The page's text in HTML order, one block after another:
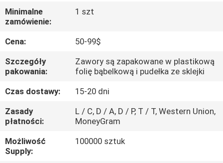
KONTROLA
JAKOŚCI
SKONTAKTUJ
SIĘ
Z
NAMI
AKTUALNOŚCI
Minimalne
zamówienie:
1 szt
Cena:
50-99$
Szczegóły
pakowania:
Zawory są zapakowane w plastikową
folię bąbelkową i pudełka ze sklejki
Czas dostawy:
15-20 dni
Zasady
płatności:
L / C, D / A, D / P, T / T, Western Union,
MoneyGram
Możliwość
Supply:
100000 sztuk